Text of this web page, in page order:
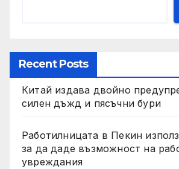
Recent Posts
Китай издава двойно
силен дъжд и пясъчни бури
Работилницата в Пекин
за да даде възможност на
увреждания